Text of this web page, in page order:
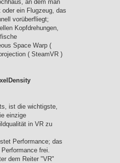
an dem man
ein Flugzeug, das
vorüberfliegt;
Kopfdrehungen,
Space Warp (
( SteamVR )
ist die wichtigste,
einzige
in VR zu
Performance; das
frei.
dem Reiter "VR"